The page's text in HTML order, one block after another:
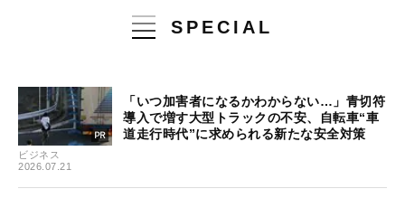
SPECIAL
ビジネス
2026.07.21
「いつ加害者になるかわからない…」青切符
導入で増す大型トラックの不安、自転車“車
道走行時代”に求められる新たな安全対策